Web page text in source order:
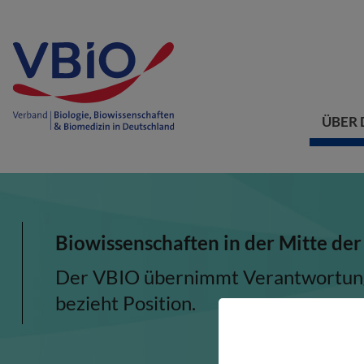
ÜBER
Biowissenschaften in der Mitte
Der VBIO übernimmt
bezieht Position.